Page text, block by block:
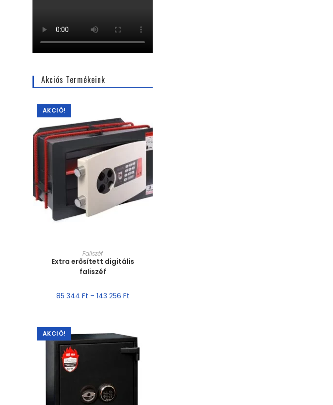
Akciós Termékeink
AKCIÓ!
MÉRET VÁLASZTÁSA
Faliszéf
Extra erősített digitális
faliszéf
85 344 Ft – 143 256 Ft
AKCIÓ!